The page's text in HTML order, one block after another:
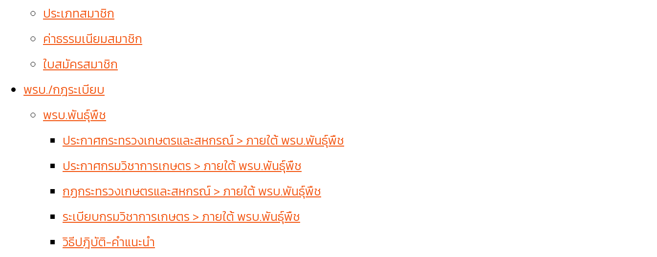
ประเภทสมาชิก
ค่าธรรมเนียมสมาชิก
ใบสมัครสมาชิก
พรบ./กฎระเบียบ
พรบ.พันธุ์พืช
ประกาศกระทรวงเกษตรและสหกรณ์ > ภายใต้ พรบ.พันธุ์พืช
ประกาศกรมวิชาการเกษตร > ภายใต้ พรบ.พันธุ์พืช
กฏกระทรวงเกษตรและสหกรณ์ > ภายใต้ พรบ.พันธุ์พืช
ระเบียบกรมวิชาการเกษตร > ภายใต้ พรบ.พันธุ์พืช
วิธีปฎิบัติ-คำแนะนำ